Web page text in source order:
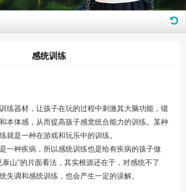
感统训练
练器材，让孩子在玩的过程中刺激其大脑功能，锻
本体感，从而提高孩子感觉统合能力的训练。某种
就是一种在游戏和玩乐中的训练。
一种疾病，所以感统训练也是给有疾病的孩子做
山”的片面看法，其实根源还在于，对感统不了
失调和感统训练，也会产生一定的误解。